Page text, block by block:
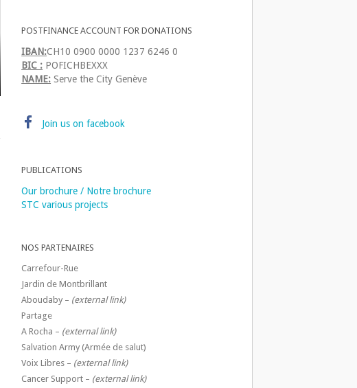
POSTFINANCE ACCOUNT FOR DONATIONS
IBAN:CH10 0900 0000 1237 6246 0
BIC : POFICHBEXXX
NAME: Serve the City Genève
Join us on facebook
PUBLICATIONS
Our brochure / Notre brochure
STC various projects
NOS PARTENAIRES
Carrefour-Rue
Jardin de Montbrillant
Aboudaby – (external link)
Partage
A Rocha – (external link)
Salvation Army (Armée de salut)
Voix Libres – (external link)
Cancer Support – (external link)